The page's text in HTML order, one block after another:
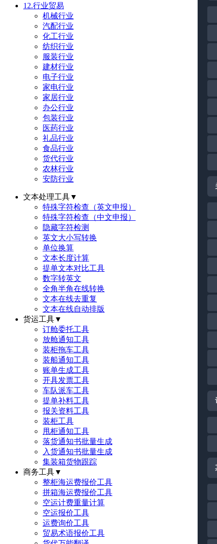
12.行业贸易
机械行业
汽配行业
化工行业
纺织行业
服装行业
建材行业
电子行业
家电行业
家居行业
办公行业
包装行业
医药行业
礼品行业
食品行业
货代行业
农林行业
安防行业
文本处理工具▼
特殊字符检查（英文申报）
特殊字符检查（中文申报）
隐藏字符检测
英文大小写转换
单位换算
文本长度计算
提单文本对比工具
数字转英文
全角半角在线转换
文本在线去重复
文本在线自动排版
货运工具▼
订舱委托工具
放舱通知工具
装柜拖车工具
装船通知工具
账单生成工具
开具发票工具
车队派车工具
提单补料工具
报关资料工具
装柜工具
甩柜通知工具
落货通知书批量生成
入货通知书批量生成
集装箱货物跟踪
商务工具▼
整柜海运费报价工具
拼箱海运费报价工具
空运计费重量计算
空运报价工具
运费询价工具
贸易术语报价工具